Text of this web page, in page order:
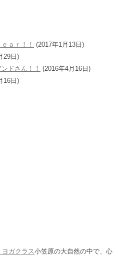
ａｒ！！
(2017年1月13日)
29日)
ドさん！！
(2016年4月16日)
16日)
ガクラス小笠原の大自然の中で、心